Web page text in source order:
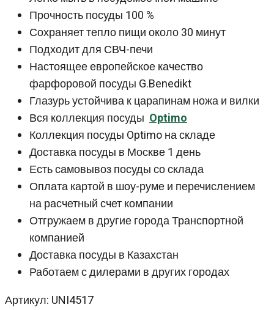
Прочность посуды 100 %
Сохраняет тепло пищи около 30 минут
Подходит для СВЧ-печи
Настоящее европейское качество
фарфоровой посуды G.Benedikt
Глазурь устойчива к царапинам ножа и вилки
Вся коллекция посуды Optimo
Коллекция посуды Optimo на складе
Доставка посуды в Москве 1 день
Есть самовывоз посуды со склада
Оплата картой в шоу-руме и перечислением
на расчетный счет компании
Отгружаем в другие города Транспортной
компанией
Доставка посуды в Казахстан
Работаем с дилерами в других городах
Артикул: UNI4517